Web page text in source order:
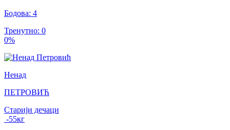
Бодова: 4
Тренутно: 0
0%
Ненад
ПЕТРОВИЋ
Старији дечаци
-55кг